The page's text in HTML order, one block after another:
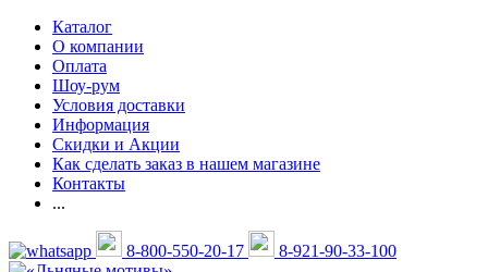
Каталог
О компании
Оплата
Шоу-рум
Условия доставки
Информация
Скидки и Акции
Как сделать заказ в нашем магазине
Контакты
...
8-800-550-20-17 8-921-90-33-100